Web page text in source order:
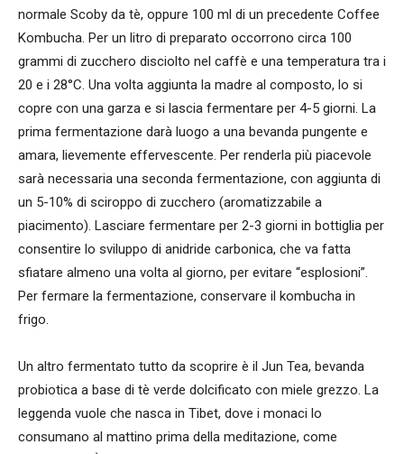
normale Scoby da tè, oppure 100 ml di un precedente Coffee
Kombucha. Per un litro di preparato occorrono circa 100
grammi di zucchero disciolto nel caffè e una temperatura tra i
20 e i 28°C. Una volta aggiunta la madre al composto, lo si
copre con una garza e si lascia fermentare per 4-5 giorni. La
prima fermentazione darà luogo a una bevanda pungente e
amara, lievemente effervescente. Per renderla più piacevole
sarà necessaria una seconda fermentazione, con aggiunta di
un 5-10% di sciroppo di zucchero (aromatizzabile a
piacimento). Lasciare fermentare per 2-3 giorni in bottiglia per
consentire lo sviluppo di anidride carbonica, che va fatta
sfiatare almeno una volta al giorno, per evitare “esplosioni”.
Per fermare la fermentazione, conservare il kombucha in
frigo.
Un altro fermentato tutto da scoprire è il Jun Tea, bevanda
probiotica a base di tè verde dolcificato con miele grezzo. La
leggenda vuole che nasca in Tibet, dove i monaci lo
consumano al mattino prima della meditazione, come